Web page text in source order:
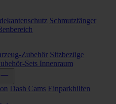
Schmutzfänger
Zubehör Sitzbezüge
Sets Innenraum
Dash Cams Einparkhilfen